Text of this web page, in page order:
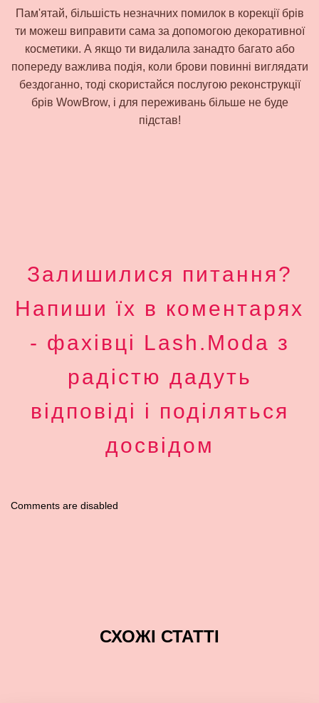
Пам'ятай, більшість незначних помилок в корекції брів
ти можеш виправити сама за допомогою декоративної
косметики. А якщо ти видалила занадто багато або
попереду важлива подія, коли брови повинні виглядати
бездоганно, тоді скористайся послугою реконструкції
брів WowBrow, і для переживань більше не буде
підстав!
Залишилися питання?
Напиши їх в коментарях
- фахівці Lash.Moda з
радістю дадуть
відповіді і поділяться
досвідом
Comments are disabled
СХОЖІ СТАТТІ